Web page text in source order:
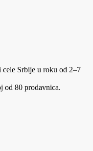
Srbije u roku od 2–7
od 80 prodavnica.